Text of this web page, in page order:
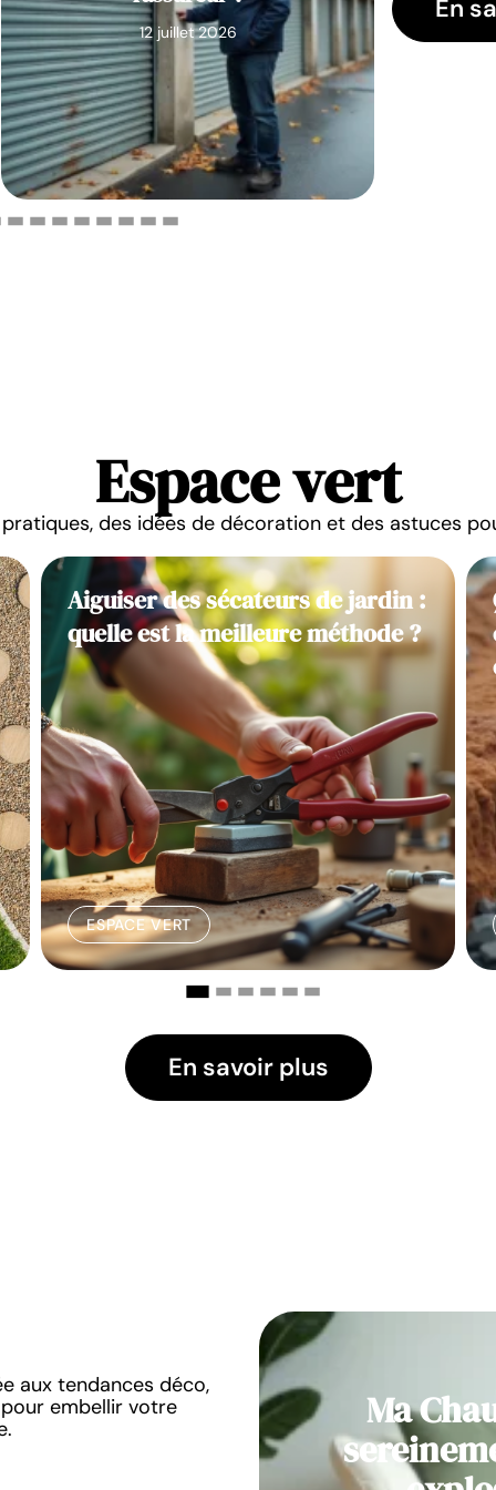
12 juillet 2026
En
Espace vert
des idées de décoration et des astuces
Aiguiser des sécateurs de jardin :
quelle est la meilleure méthode ?
ESPACE VERT
En savoir plus
aux tendances déco,
embellir votre
Ma